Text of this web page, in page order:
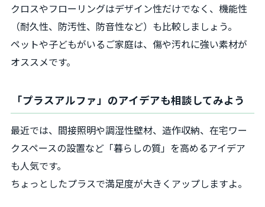
クロスやフローリングはデザイン性だけでなく、機能性
（耐久性、防汚性、防音性など）も比較しましょう。
ペットや子どもがいるご家庭は、傷や汚れに強い素材が
オススメです。
「プラスアルファ」のアイデアも相談してみよう
最近では、間接照明や調湿性壁材、造作収納、在宅ワー
クスペースの設置など「暮らしの質」を高めるアイデア
も人気です。
ちょっとしたプラスで満足度が大きくアップしますよ。